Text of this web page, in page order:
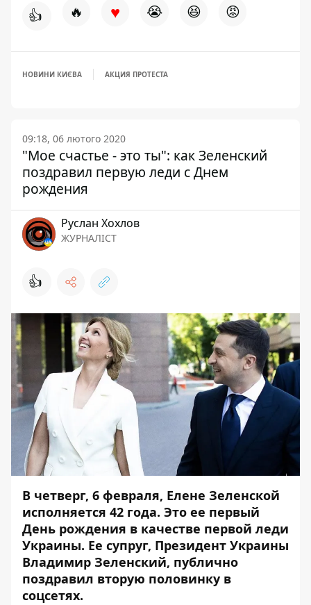
👍 🔥 ♥ 😭 😆 😡
НОВИНИ КИЄВА АКЦИЯ ПРОТЕСТА
09:18, 06 лютого 2020
"Мое счастье - это ты": как Зеленский
поздравил первую леди с Днем
рождения
Руслан Хохлов
ЖУРНАЛІСТ
👍
В четверг, 6 февраля, Елене Зеленской
исполняется 42 года. Это ее первый
День рождения в качестве первой леди
Украины. Ее супруг, Президент Украины
Владимир Зеленский, публично
поздравил вторую половинку в
соцсетях.